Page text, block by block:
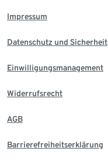
Impressum
Datenschutz und Sicherheit
Einwilligungsmanagement
Widerrufsrecht
AGB
Barrierefreiheitserklärung